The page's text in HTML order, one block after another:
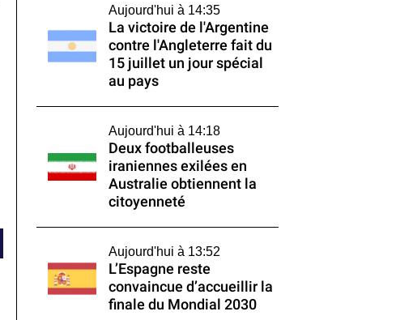
Aujourd'hui à 14:35
La victoire de l'Argentine
contre l'Angleterre fait du
15 juillet un jour spécial
au pays
Aujourd'hui à 14:18
Deux footballeuses
iraniennes exilées en
Australie obtiennent la
citoyenneté
Aujourd'hui à 13:52
L’Espagne reste
convaincue d’accueillir la
finale du Mondial 2030